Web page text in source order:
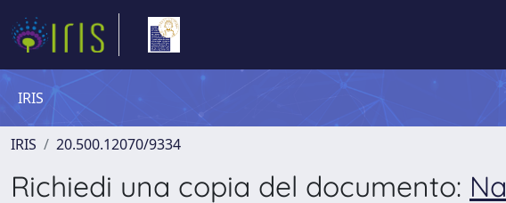
IRIS
IRIS 20.500.12070/9334
Richiedi una copia del documento: